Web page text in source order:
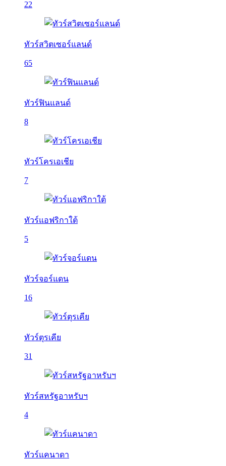
22
ทัวร์สวิตเซอร์แลนด์
65
ทัวร์ฟินแลนด์
8
ทัวร์โครเอเชีย
7
ทัวร์แอฟริกาใต้
5
ทัวร์จอร์แดน
16
ทัวร์ตุรเคีย
31
ทัวร์สหรัฐอาหรับฯ
4
ทัวร์แคนาดา